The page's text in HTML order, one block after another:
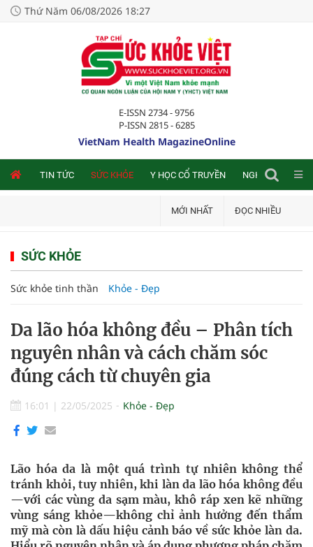
Thứ Năm 06/08/2026 18:27
E-ISSN 2734 - 9756
P-ISSN 2815 - 6285
VietNam Health MagazineOnline
TIN TỨC SỨC KHỎE Y HỌC CỔ TRUYỀN NGHIÊN CỨU
MỚI NHẤT ĐỌC NHIỀU
SỨC KHỎE
Sức khỏe tinh thần Khỏe - Đẹp
Da lão hóa không đều – Phân tích
nguyên nhân và cách chăm sóc
đúng cách từ chuyên gia
16:01 | 22/05/2025 Khỏe - Đẹp
Lão hóa da là một quá trình tự nhiên không thể
tránh khỏi, tuy nhiên, khi làn da lão hóa không đều
—với các vùng da sạm màu, khô ráp xen kẽ những
vùng sáng khỏe—không chỉ ảnh hưởng đến thẩm
mỹ mà còn là dấu hiệu cảnh báo về sức khỏe làn da.